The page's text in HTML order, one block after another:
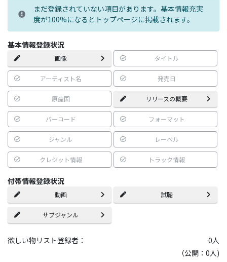
まだ登録されていない項目があります。基本情報充実
度が100%になるとトップページに掲載されます。
基本情報登録状況
画像 タイトル
アーティスト名 発売日
原産国 リリースの概要
バーコード フォーマット
ジャンル レーベル
クレジット情報 トラック情報
付帯情報登録状況
動画 試聴
サブジャンル
欲しい物リスト登録者： 0人
（公開：0人)